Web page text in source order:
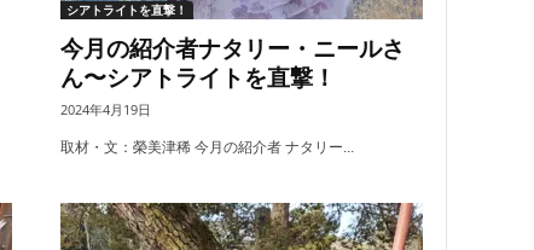
シアトライトを直撃！
今月の紹介者ナタリー・ニールさ
ん〜シアトライトを直撃！
2024年4月19日
取材・文：榮美津稀 今月の紹介者 ナタリー...